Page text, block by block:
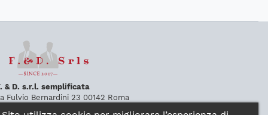
& D. s.r.l. semplificata
Fulvio Bernardini 23 00142 Roma